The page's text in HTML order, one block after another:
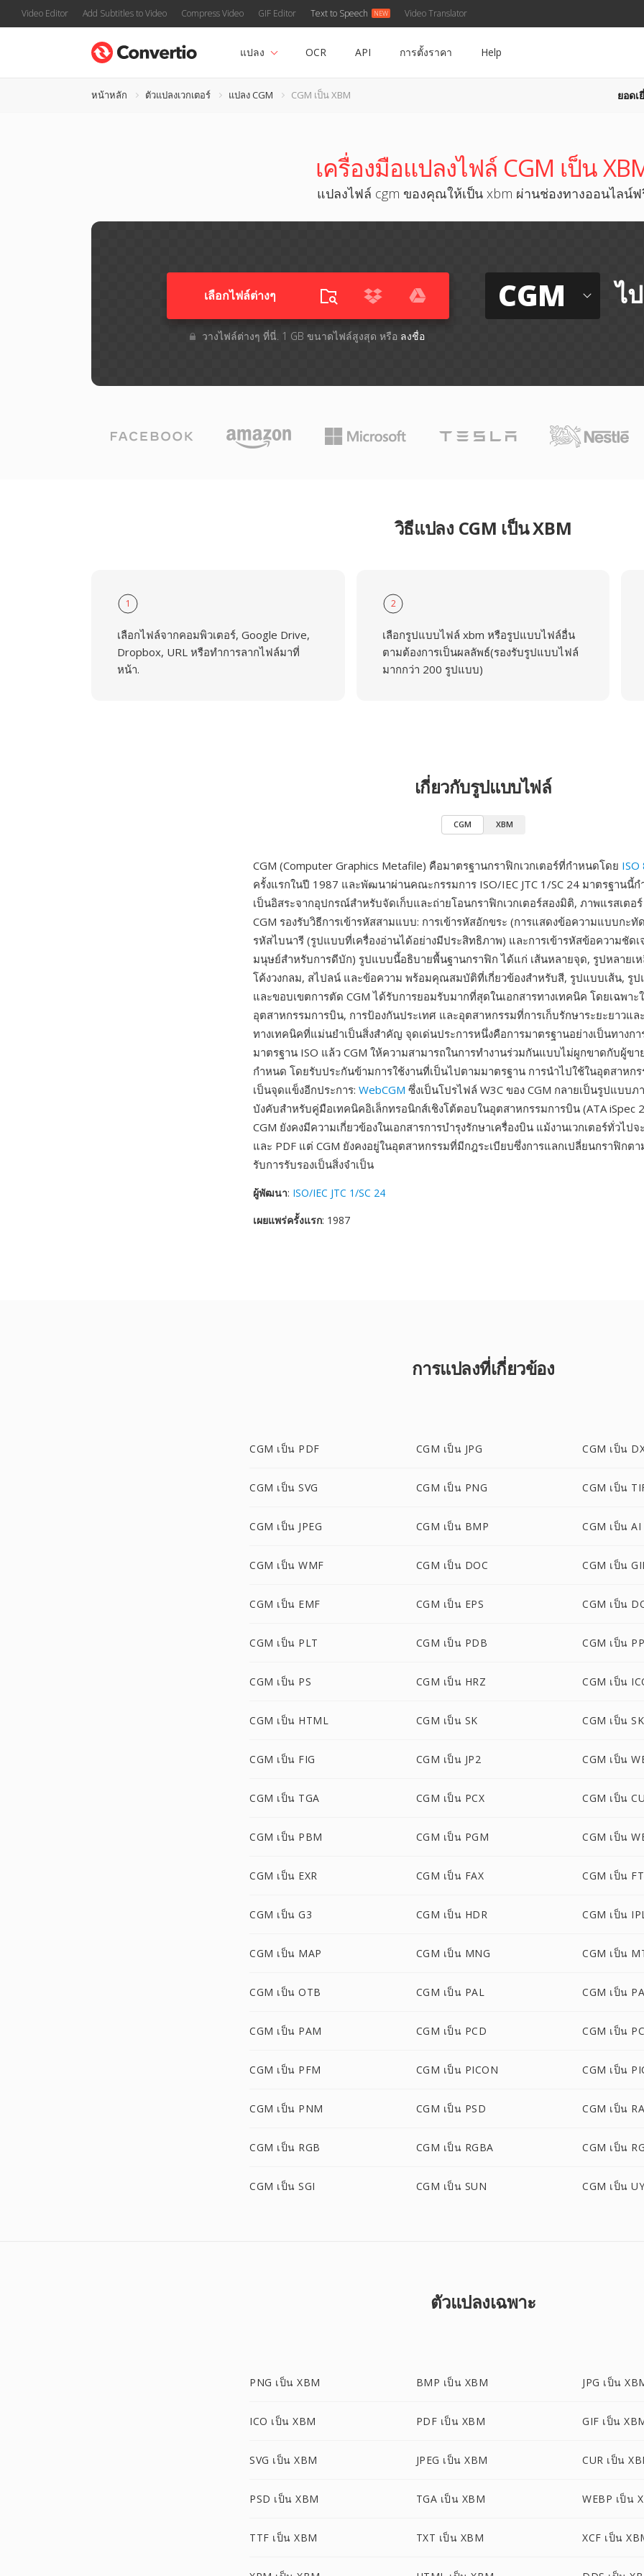
Video Editor Add Subtitles to Video Compress Video GIF Editor Text to Speech Video Translator
แปลง OCR API การตั้งราคา Help
หน้าหลัก ตัวแปลงเวกเตอร์ แปลง CGM CGM เป็น XBM ยอดเ
เครื่องมือแปลงไฟล์ CGM เป็น
แปลงไฟล์ cgm ของคุณให้เป็น xbm ผ่านช่องทางออนไลน์ฟ
เลือกไฟล์ต่างๆ​
วางไฟล์ต่างๆ​ ที่นี่. 1 GB ขนาดไฟล์สูงสุด หรือ ลงชื่อ
CGM ไ
วิธีแปลง CGM เป็น XBM
1
เลือกไฟล์จากคอมพิวเตอร์, Google Drive,
Dropbox, URL หรือทำการลากไฟล์มาที่
หน้า.
2
เลือกรูปแบบไฟล์ xbm หรือรูปแบบไฟล์อื่น
ตามต้องการเป็นผลลัพธ์(รองรับรูปแบบไฟล์
มากกว่า 200 รูปแบบ)
เกี่ยวกับรูปแบบไฟล์
CGM XBM
CGM (Computer Graphics Metafile) คือมาตรฐานกราฟิกเวกเตอร์ที่กำหนดโดย ISO
ครั้งแรกในปี 1987 และพัฒนาผ่านคณะกรรมการ ISO/IEC JTC 1/SC 24 มาตรฐานนี้
เป็นอิสระจากอุปกรณ์สำหรับจัดเก็บและถ่ายโอนกราฟิกเวกเตอร์สองมิติ, ภาพแรสเตอ
CGM รองรับวิธีการเข้ารหัสสามแบบ: การเข้ารหัสอักขระ (การแสดงข้อความแบบกะทั
รหัสไบนารี (รูปแบบที่เครื่องอ่านได้อย่างมีประสิทธิภาพ) และการเข้ารหัสข้อความชัด
มนุษย์สำหรับการดีบัก) รูปแบบนี้อธิบายพื้นฐานกราฟิก ได้แก่ เส้นหลายจุด, รูปหลายเห
โค้งวงกลม, สไปลน์ และข้อความ พร้อมคุณสมบัติที่เกี่ยวข้องสำหรับสี, รูปแบบเส้น, รูป
และขอบเขตการตัด CGM ได้รับการยอมรับมากที่สุดในเอกสารทางเทคนิค โดยเฉพาะ
อุตสาหกรรมการบิน, การป้องกันประเทศ และอุตสาหกรรมที่การเก็บรักษาระยะยาวแ
ทางเทคนิคที่แม่นยำเป็นสิ่งสำคัญ จุดเด่นประการหนึ่งคือการมาตรฐานอย่างเป็นทางก
มาตรฐาน ISO แล้ว CGM ให้ความสามารถในการทำงานร่วมกันแบบไม่ผูกขาดกับผู้ขา
กำหนด โดยรับประกันข้ามการใช้งานที่เป็นไปตามมาตรฐาน การนำไปใช้ในอุตสาหกร
เป็นจุดแข็งอีกประการ: WebCGM ซึ่งเป็นโปรไฟล์ W3C ของ CGM กลายเป็นรูปแบบภ
บังคับสำหรับคู่มือเทคนิคอิเล็กทรอนิกส์เชิงโต้ตอบในอุตสาหกรรมการบิน (ATA iSpec
CGM ยังคงมีความเกี่ยวข้องในเอกสารการบำรุงรักษาเครื่องบิน แม้งานเวกเตอร์ทั่วไปจ
และ PDF แต่ CGM ยังคงอยู่ในอุตสาหกรรมที่มีกฎระเบียบซึ่งการแลกเปลี่ยนกราฟิกต
รับการรับรองเป็นสิ่งจำเป็น
ผู้พัฒนา: ISO/IEC JTC 1/SC 24
เผยแพร่ครั้งแรก: 1987
การแปลงที่เกี่ยวข้อง
CGM เป็น PDF CGM เป็น JPG CGM เป็น
CGM เป็น SVG CGM เป็น PNG CGM เป็น
CGM เป็น JPEG CGM เป็น BMP CGM เป็น AI
CGM เป็น WMF CGM เป็น DOC CGM เป็น
CGM เป็น EMF CGM เป็น EPS CGM เป็น
CGM เป็น PLT CGM เป็น PDB CGM เป็น
CGM เป็น PS CGM เป็น HRZ CGM เป็น
CGM เป็น HTML CGM เป็น SK CGM เป็น
CGM เป็น FIG CGM เป็น JP2 CGM เป็น
CGM เป็น TGA CGM เป็น PCX CGM เป็น
CGM เป็น PBM CGM เป็น PGM CGM เป็น
CGM เป็น EXR CGM เป็น FAX CGM เป็น
CGM เป็น G3 CGM เป็น HDR CGM เป็น
CGM เป็น MAP CGM เป็น MNG CGM เป็น
CGM เป็น OTB CGM เป็น PAL CGM เป็น
CGM เป็น PAM CGM เป็น PCD CGM เป็น
CGM เป็น PFM CGM เป็น PICON CGM เป็น
CGM เป็น PNM CGM เป็น PSD CGM เป็น
CGM เป็น RGB CGM เป็น RGBA CGM เป็น
CGM เป็น SGI CGM เป็น SUN CGM เป็น
ตัวแปลงเฉพาะ
PNG เป็น XBM BMP เป็น XBM JPG เป็น
ICO เป็น XBM PDF เป็น XBM GIF เป็น
SVG เป็น XBM JPEG เป็น XBM CUR เป็น
PSD เป็น XBM TGA เป็น XBM WEBP เป็น
TTF เป็น XBM TXT เป็น XBM XCF เป็น